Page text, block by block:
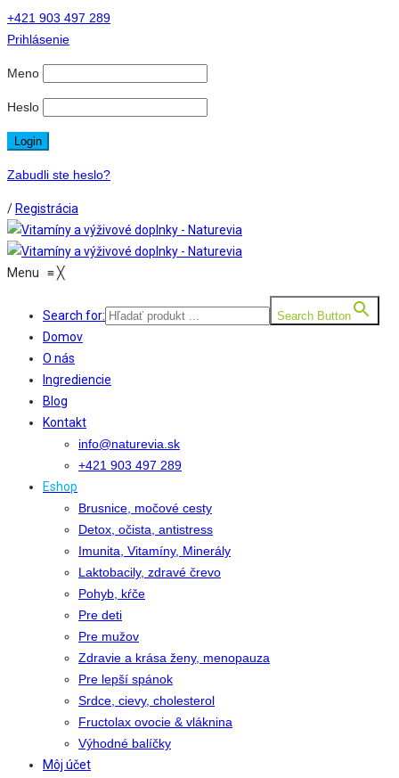
+421 903 497 289
Prihlásenie
Meno
Heslo
Zabudli ste heslo?
/ Registrácia
Menu ≡╳
Search for: Search Button
Domov
O nás
Ingrediencie
Blog
Kontakt
info@naturevia.sk
+421 903 497 289
Eshop
Brusnice, močové cesty
Detox, očista, antistress
Imunita, Vitamíny, Minerály
Laktobacily, zdravé črevo
Pohyb, kŕče
Pre deti
Pre mužov
Zdravie a krása ženy, menopauza
Pre lepší spánok
Srdce, cievy, cholesterol
Fructolax ovocie & vláknina
Výhodné balíčky
Môj účet